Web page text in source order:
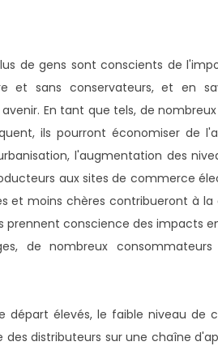
de gens sont conscients de
et sans conservateurs, et en
En tant que tels, de
ils pourront économiser de
l'augmentation des
aux sites de commerce
et moins chères contribueront à la
prennent conscience des impacts
de nombreux consommateurs
départ élevés, le faible niveau de
distributeurs sur une chaîne